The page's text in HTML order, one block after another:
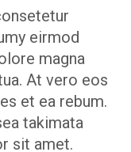
eirmod
magna
At vero eos
et ea rebum.
takimata
sit amet.